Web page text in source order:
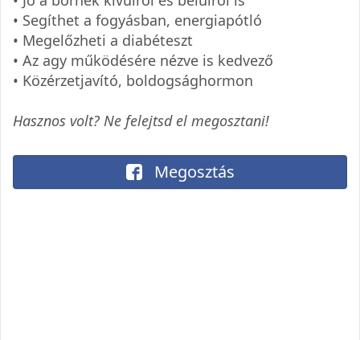
• Segíthet a fogyásban, energiapótló
• Megelőzheti a diabéteszt
• Az agy működésére nézve is kedvező
• Közérzetjavító, boldogsághormon
Hasznos volt? Ne felejtsd el megosztani!
Megosztás